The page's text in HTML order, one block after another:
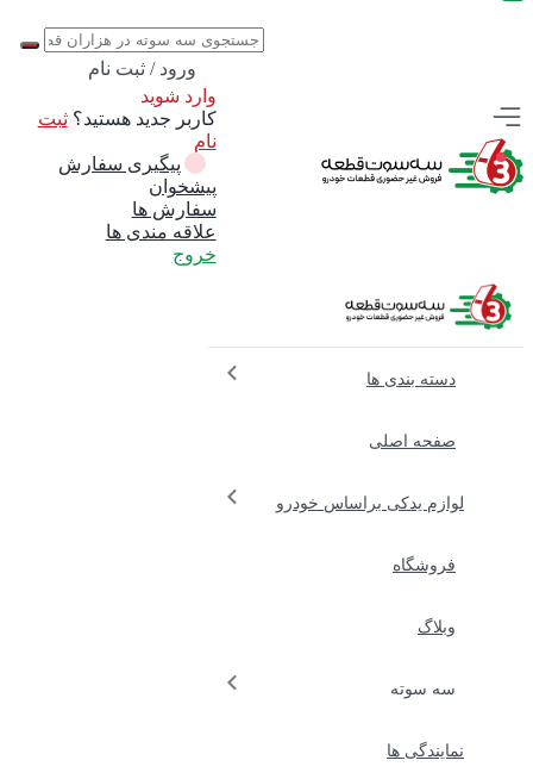
ورود / ثبت نام
وارد شوید
کاربر جدید هستید؟ثبت
نام
پیشخوان
سفارش ها
علاقه مندی ها
پیگیری سفارش
خروج
دسته بندی ها
صفحه اصلی
لوازم یدکی براساس خودرو
فروشگاه
وبلاگ
سه سوته
نمایندگی ها